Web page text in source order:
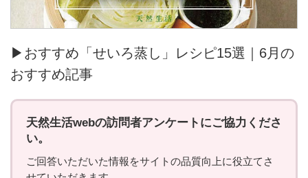
▶おすすめ「せいろ蒸し」レシピ15選｜6月の
おすすめ記事